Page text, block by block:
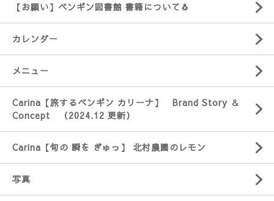
【お願い】ペンギン図書館 書籍について🐧
カレンダー
メニュー
Carina【旅するペンギン カリーナ】 Brand Story ＆
Concept （2024.12 更新）
Carina【旬の 瞬を ぎゅっ】 北村農園のレモン
写真